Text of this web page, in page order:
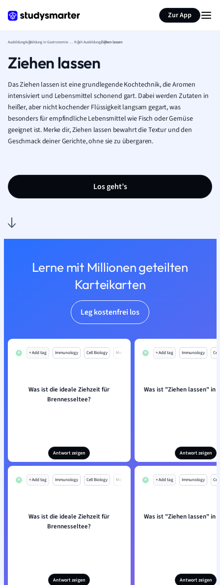
Zur App
Ausbildung Ausbildung in Gastronomie und Tourismus Koch AusbildungZiehen lassen
Ziehen lassen
Das Ziehen lassen ist eine grundlegende Kochtechnik, die Aromen
intensiviert und Lebensmittel schonend gart. Dabei werden Zutaten in
heißer, aber nicht kochender Flüssigkeit langsam gegart, was
besonders für empfindliche Lebensmittel wie Fisch oder Gemüse
geeignet ist. Merke dir, Ziehen lassen bewahrt die Textur und den
Geschmack deiner Gerichte, ohne sie zu übergaren.
Los geht’s
Lerne mit Millionen geteilten
Karteikarten
Leg kostenfrei los
+ Add tag Immunology Cell Biology Mo
Was ist die ideale Ziehzeit für
Brennesseltee?
Antwort zeigen
+ Add tag Immunology
Was ist "Ziehen lassen" in
Antwort zeigen
+ Add tag Immunology Cell Biology Mo
Was ist die ideale Ziehzeit für
Brennesseltee?
Antwort zeigen
+ Add tag Immunology
Was ist "Ziehen lassen" in
Antwort zeigen